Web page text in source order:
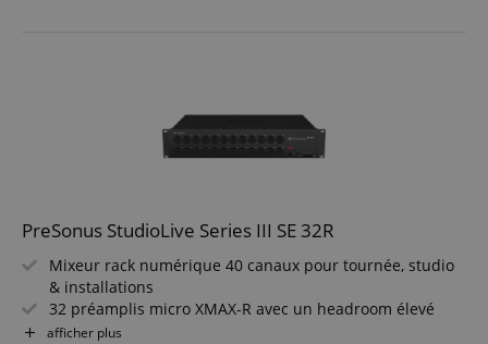
PreSonus StudioLive Series III SE 32R
Mixeur rack numérique 40 canaux pour tournée, studio
& installations
32 préamplis micro XMAX-R avec un headroom élevé
Interface audio USB 64x64 pour enregistrements
afficher plus